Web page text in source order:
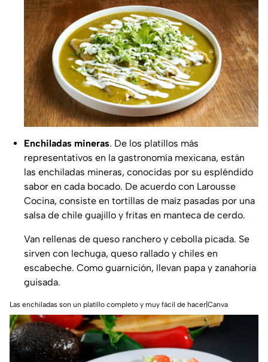
Enchiladas mineras. De los platillos más
representativos en la gastronomía mexicana, están
las enchiladas mineras, conocidas por su espléndido
sabor en cada bocado. De acuerdo con Larousse
Cocina, consiste en tortillas de maíz pasadas por una
salsa de chile guajillo y fritas en manteca de cerdo.
Van rellenas de queso ranchero y cebolla picada. Se
sirven con lechuga, queso rallado y chiles en
escabeche. Como guarnición, llevan papa y zanahoria
guisada.
Las enchiladas son un platillo completo y muy fácil de hacer|Canva